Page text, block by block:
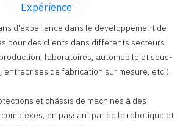
Expérience
d'expérience dans le développement de
pour des clients dans différents secteurs
laboratoires, automobile et sous-
de fabrication sur mesure, etc.).
et châssis de machines à des
en passant par de la robotique et